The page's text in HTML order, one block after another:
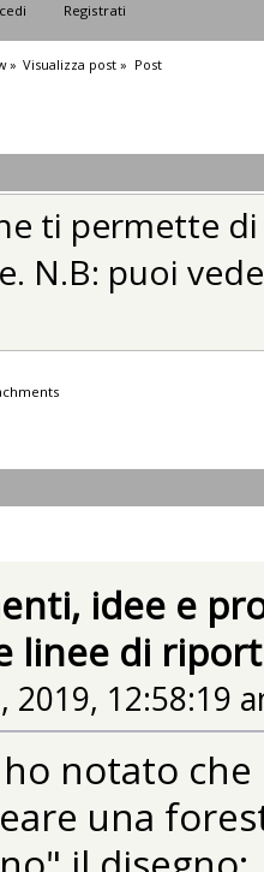
Registrati
» Visualizza post » Post
ti permette
N.B: puoi
idee e
linee di
2019, 12:58:19
notato
una